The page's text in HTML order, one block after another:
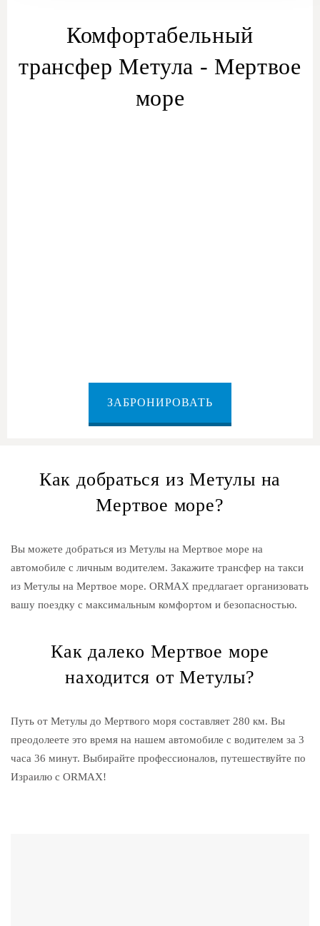
Комфортабельный
трансфер Метула - Мертвое
море
ЗАБРОНИРОВАТЬ
Как добраться из Метулы на
Мертвое море?
Вы можете добраться из Метулы на Мертвое море на
автомобиле с личным водителем. Закажите трансфер на такси
из Метулы на Мертвое море. ORMAX предлагает организовать
вашу поездку с максимальным комфортом и безопасностью.
Как далеко Мертвое море
находится от Метулы?
Путь от Метулы до Мертвого моря составляет 280 км. Вы
преодолеете это время на нашем автомобиле с водителем за 3
часа 36 минут. Выбирайте профессионалов, путешествуйте по
Израилю с ORMAX!